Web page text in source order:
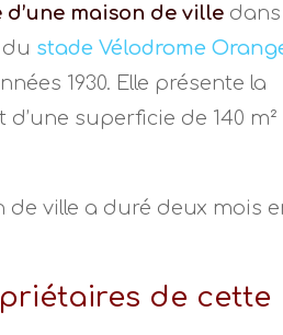
maison de ville dans
stade Vélodrome
1930. Elle présente la
superficie de 140 m²
de ville a duré deux mois
de cette